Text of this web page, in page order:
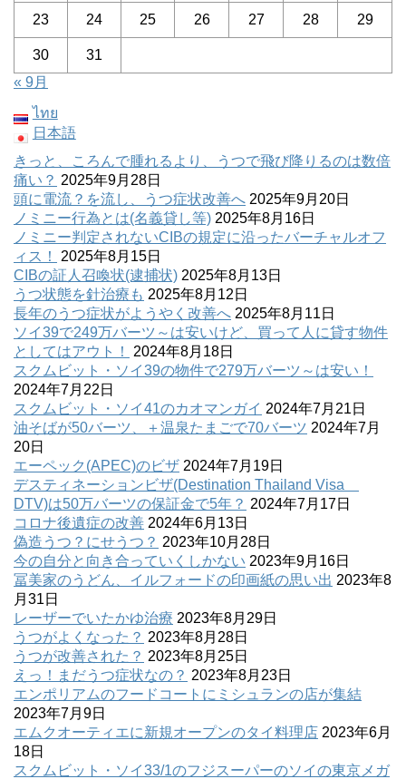
23 24 25 26 27 28 29
30
31
« 9月
ไทย
日本語
きっと、ころんで腫れるより、うつで飛び降りるのは数倍
痛い？ 2025年9月28日
頭に電流？を流し、うつ症状改善へ 2025年9月20日
ノミニー行為とは(名義貸し等) 2025年8月16日
ノミニー判定されないCIBの規定に沿ったバーチャルオフ
ィス！
2025年8月15日
CIBの証人召喚状(逮捕状) 2025年8月13日
うつ状態を針治療も 2025年8月12日
長年のうつ症状がようやく改善へ 2025年8月11日
ソイ39で249万バーツ～は安いけど、買って人に貸す物件
としてはアウト！
2024年8月18日
スクムビット・ソイ39の物件で279万バーツ～は安い！
2024年7月22日
スクムビット・ソイ41のカオマンガイ 2024年7月21日
油そばが50バーツ、＋温泉たまごで70バーツ 2024年7月
20日
エーペック(APEC)のビザ 2024年7月19日
デスティネーションビザ(Destination Thailand Visa
DTV)は50万バーツの保証金で5年？ 2024年7月17日
コロナ後遺症の改善 2024年6月13日
偽造うつ？にせうつ？ 2023年10月28日
今の自分と向き合っていくしかない 2023年9月16日
冨美家のうどん、イルフォードの印画紙の思い出 2023年8
月31日
レーザーでいたかゆ治療 2023年8月29日
うつがよくなった？ 2023年8月28日
うつが改善された？ 2023年8月25日
えっ！まだうつ症状なの？ 2023年8月23日
エンポリアムのフードコートにミシュランの店が集結
2023年7月9日
エムクオーティエに新規オープンのタイ料理店 2023年6月
18日
スクムビット・ソイ33/1のフジスーパーのソイの東京メガ